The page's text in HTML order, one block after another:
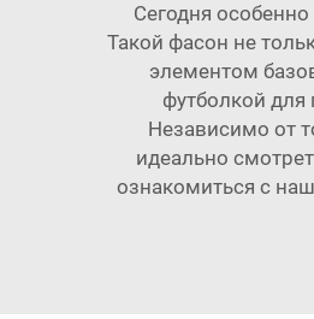
Сегодня
Такой фасон не
элементом
футболкой для
Независимо от
идеально
ознакомиться с